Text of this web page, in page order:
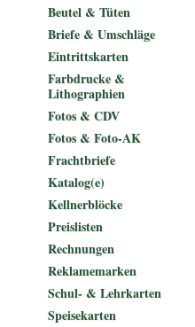
Beutel & Tüten
Briefe & Umschläge
Eintrittskarten
Farbdrucke &
Lithographien
Fotos & CDV
Fotos & Foto-AK
Frachtbriefe
Katalog(e)
Kellnerblöcke
Preislisten
Rechnungen
Reklamemarken
Schul- & Lehrkarten
Speisekarten